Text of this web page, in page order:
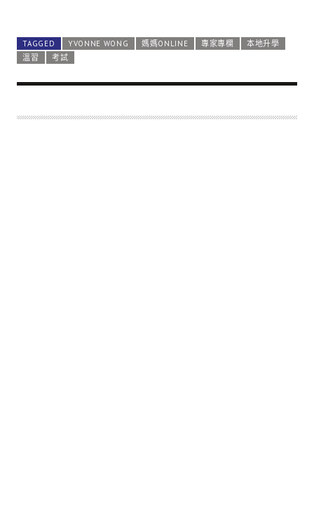
TAGGED YVONNE WONG 媽媽ONLINE 專家專欄
本地升學
溫習
考試